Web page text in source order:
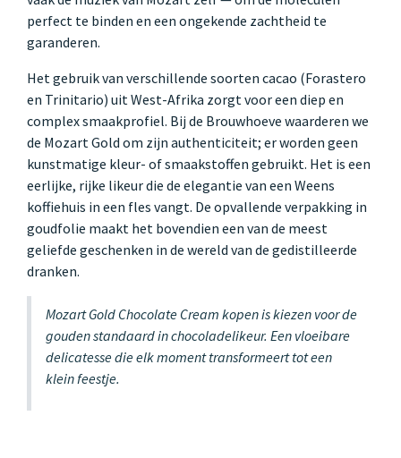
perfect te binden en een ongekende zachtheid te
garanderen.
Het gebruik van verschillende soorten cacao (Forastero
en Trinitario) uit West-Afrika zorgt voor een diep en
complex smaakprofiel. Bij de Brouwhoeve waarderen we
de Mozart Gold om zijn authenticiteit; er worden geen
kunstmatige kleur- of smaakstoffen gebruikt. Het is een
eerlijke, rijke likeur die de elegantie van een Weens
koffiehuis in een fles vangt. De opvallende verpakking in
goudfolie maakt het bovendien een van de meest
geliefde geschenken in de wereld van de gedistilleerde
dranken.
Mozart Gold Chocolate Cream kopen is kiezen voor de
gouden standaard in chocoladelikeur. Een vloeibare
delicatesse die elk moment transformeert tot een
klein feestje.